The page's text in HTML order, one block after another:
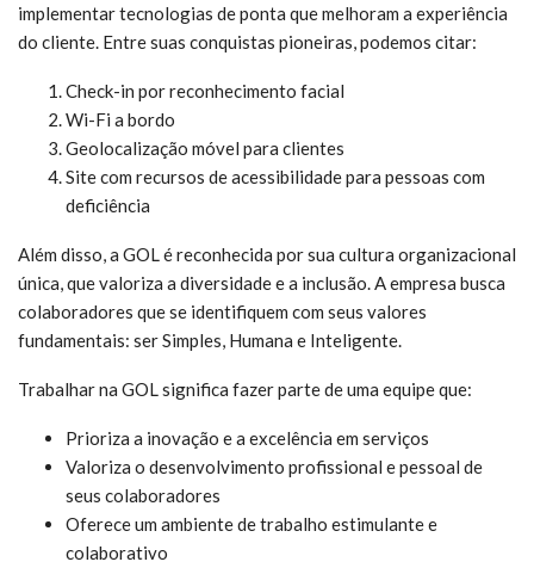
implementar tecnologias de ponta que melhoram a experiência
do cliente. Entre suas conquistas pioneiras, podemos citar:
Check-in por reconhecimento facial
Wi-Fi a bordo
Geolocalização móvel para clientes
Site com recursos de acessibilidade para pessoas com
deficiência
Além disso, a GOL é reconhecida por sua cultura organizacional
única, que valoriza a diversidade e a inclusão. A empresa busca
colaboradores que se identifiquem com seus valores
fundamentais: ser Simples, Humana e Inteligente.
Trabalhar na GOL significa fazer parte de uma equipe que:
Prioriza a inovação e a excelência em serviços
Valoriza o desenvolvimento profissional e pessoal de
seus colaboradores
Oferece um ambiente de trabalho estimulante e
colaborativo